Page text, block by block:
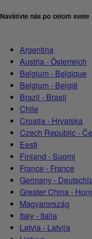
Navštívte nás po celom svete
Argentina
Austria - Österreich
Belgium - Belgique
Belgium - België
Brazil - Brasil
Chile
Croatia - Hrvatska
Czech Republic -
Eesti
Finland - Suomi
France - France
Germany -
Greater China -
Magyarország
Italy - Italia
Latvia - Latvija